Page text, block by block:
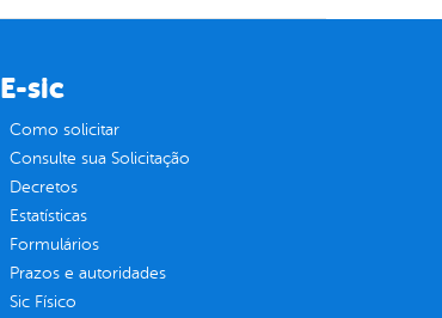
E-sic
Como solicitar
Consulte sua Solicitação
Decretos
Estatísticas
Formulários
Prazos e autoridades
Sic Físico